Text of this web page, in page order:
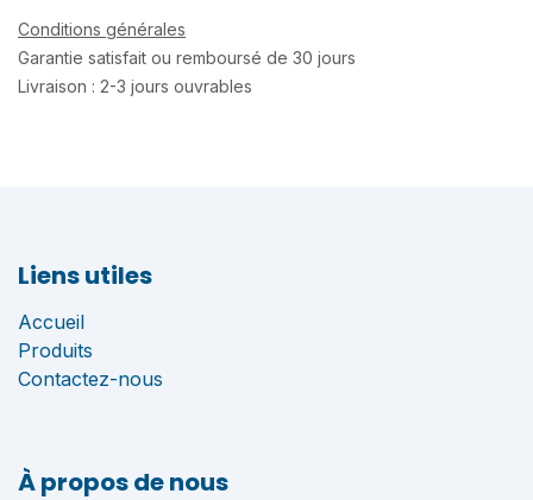
Conditions générales
Garantie satisfait ou remboursé de 30 jours
Livraison : 2-3 jours ouvrables
Liens utiles
Accueil
Produits
Contactez-nous
À propos de nous